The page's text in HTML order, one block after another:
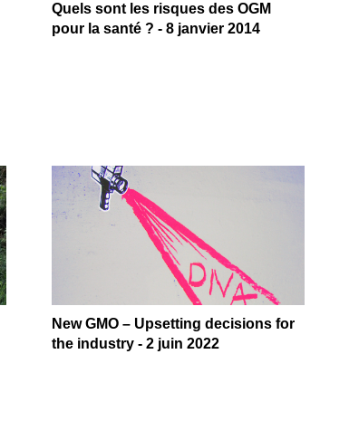
Quels sont les risques des OGM
pour la santé ? - 8 janvier 2014
New GMO – Upsetting decisions for
the industry - 2 juin 2022